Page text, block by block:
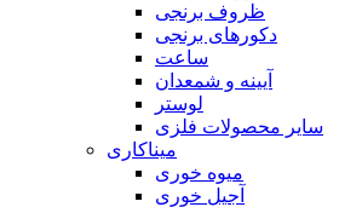
ظروف برنجی
دکورهای برنجی
ساعت
آیینه و شمعدان
لوستر
سایر محصولات فلزی
میناکاری
میوه خوری
آجیل خوری